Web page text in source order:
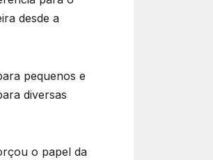
desde a
pequenos e
diversas
o papel da